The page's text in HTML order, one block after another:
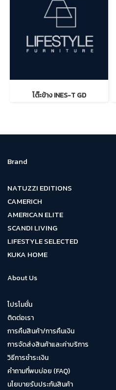
โต๊ะข้าง INES-T GD
Brand
NATUZZI EDITIONS
CAMERICH
AMERICAN ELITE
SCANDI LIVING
LIFESTYLE SELECTED
KUKA HOME
About Us
โปรโมชั่น
ติดต่อเรา
การคืนสินค้า/การคืนเงิน
การจัดส่งสินค้าและค่าบริการ
วิธีการชำระเงิน
คำถามที่พบบ่อย (FAQ)
นโยบายรับประกันสินค้า